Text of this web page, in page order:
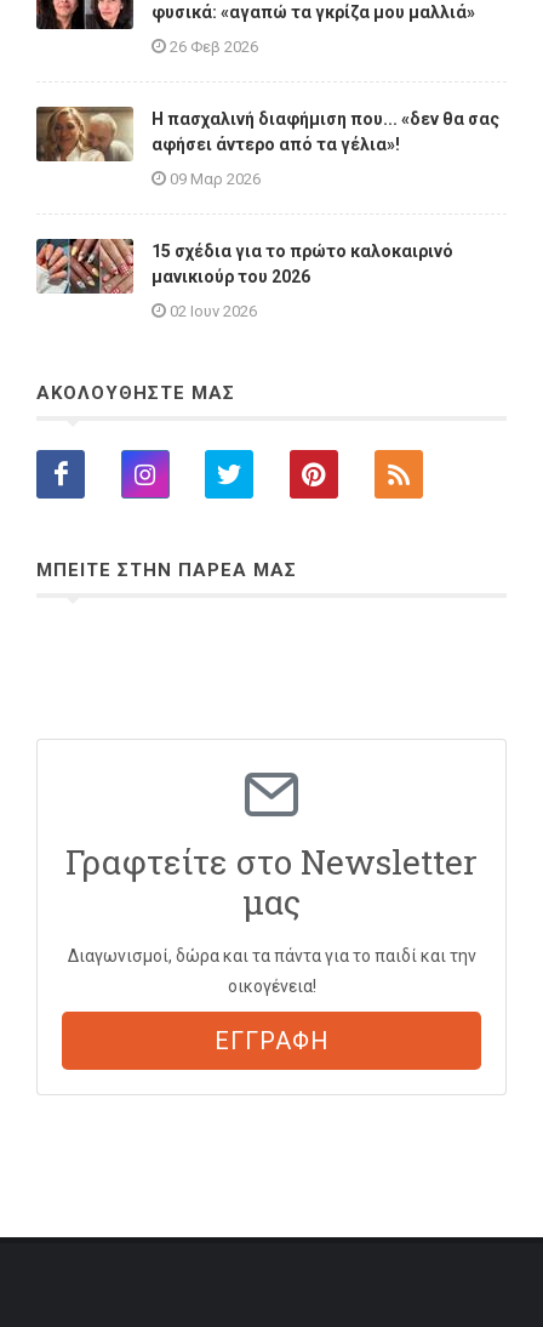
φυσικά: «αγαπώ τα γκρίζα μου μαλλιά»
26 Φεβ 2026
Η πασχαλινή διαφήμιση που... «δεν θα σας
αφήσει άντερο από τα γέλια»!
09 Μαρ 2026
15 σχέδια για το πρώτο καλοκαιρινό
μανικιούρ του 2026
02 Ιουν 2026
ΑΚΟΛΟΥΘΗΣΤΕ ΜΑΣ
ΜΠΕΙΤΕ ΣΤΗΝ ΠΑΡΕΑ ΜΑΣ
Γραφτείτε στο Newsletter
μας
Διαγωνισμοί, δώρα και τα πάντα για το παιδί και την
οικογένεια!
ΕΓΓΡΑΦΗ